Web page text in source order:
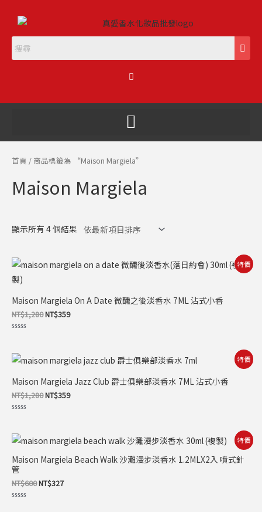
購
首頁 / 商品標籤為 “Maison Margiela”
Maison Margiela
顯示所有 4 個結果
特價
Maison Margiela On A Date 微醺之後淡香水 7ML 沾式小香
NT$1,280
原
始
NT$1,280。
NT$359
目
前
NT$359。
滿
分
特價
Maison Margiela Jazz Club 爵士俱樂部淡香水 7ML 沾式小香
NT$1,280
原
始
價
格：
NT$1,280。
NT$359
目
前
格：
NT$359。
滿
分
特價
Maison Margiela Beach Walk 沙灘漫步淡香水 1.2MLX2入 噴式針
管
NT$600
原
始
價
格：
NT$327
目
前
價
格：